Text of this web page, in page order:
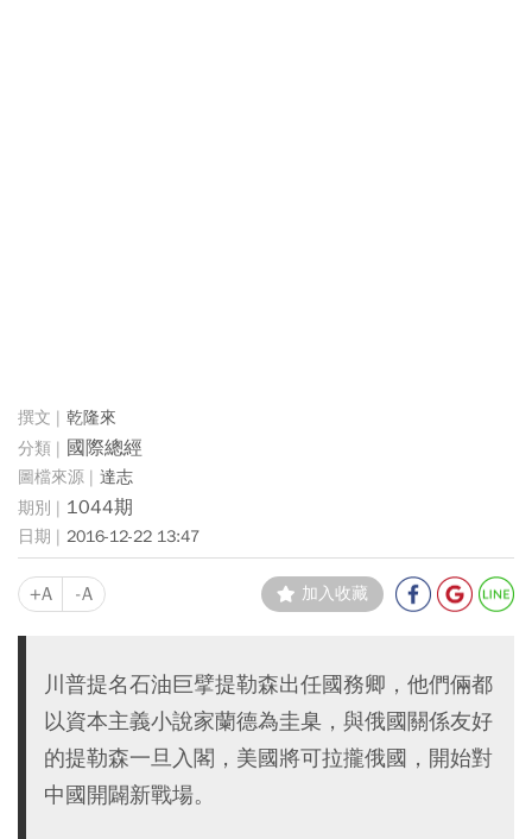
乾隆來
國際總經
達志
1044期
2016-12-22 13:47
+A -A 加入收藏
川普提名石油巨擘提勒森出任國務卿，他們倆都
以資本主義小說家蘭德為圭臬，與俄國關係友好
的提勒森一旦入閣，美國將可拉攏俄國，開始對
中國開闢新戰場。